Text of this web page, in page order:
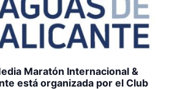
Maratón Internacional &
está organizada por el Club